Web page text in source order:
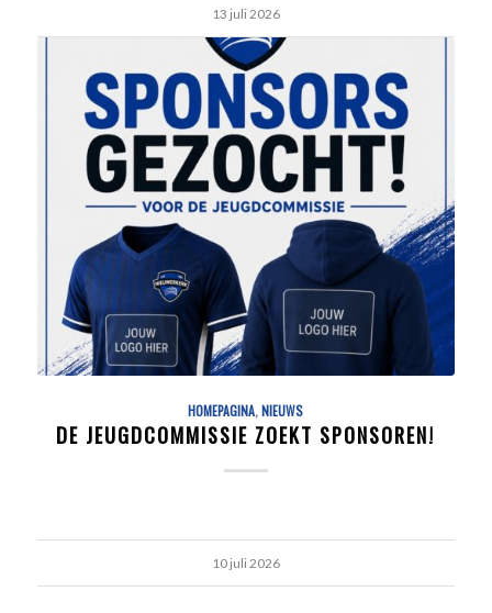
13 juli 2026
HOMEPAGINA,NIEUWS
DE JEUGDCOMMISSIE ZOEKT SPONSOREN!
10 juli 2026